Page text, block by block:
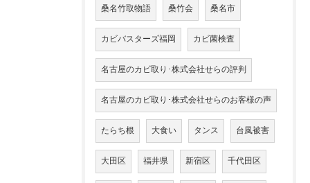
桑名竹取物語 桑竹会 桑名市
カビバスターズ福岡 カビ菌検査
名古屋のカビ取り･株式会社せらの評判
名古屋のカビ取り･株式会社せらのお客様の声
たらち根 大食い タンス 台風被害
大田区 福井県 新宿区 千代田区